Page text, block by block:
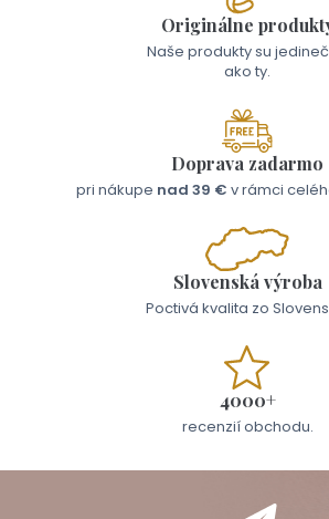
Originálne
Naše produkty su
ako ty.
Doprava zadarmo
pri nákupe nad 39 € v rámci
Slovenská výroba
Poctivá kvalita zo
4000+
recenzií obchodu.